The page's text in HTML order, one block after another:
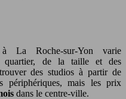
La Roche-sur-Yon varie
quartier, de la taille et des
des studios à partir de
périphériques, mais les prix
dans le centre-ville.